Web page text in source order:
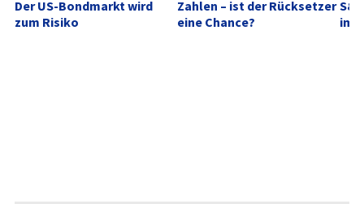
Der US-Bondmarkt wird
zum Risiko
Zahlen – ist der Rücksetzer
eine Chance?
im